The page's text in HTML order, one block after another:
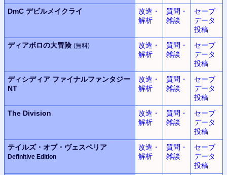
DmC デビルメイクライ
改造・
解析
質問・
雑談
セーブ
データ
投稿
ディアボロの大冒険 (無料)
改造・
解析
質問・
雑談
セーブ
データ
投稿
ディシディア ファイナルファンタジー
NT
改造・
解析
質問・
雑談
セーブ
データ
投稿
The Division
改造・
解析
質問・
雑談
セーブ
データ
投稿
テイルズ・オブ・ヴェスペリア
Definitive Edition
改造・
解析
質問・
雑談
セーブ
データ
投稿